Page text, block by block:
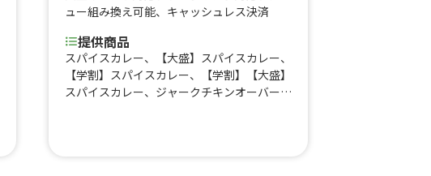
ュー組み換え可能、 キャッシュレス決済
提供商品
スパイスカレー、【大盛】スパイスカレー、
【学割】スパイスカレー、【学割】【大盛】
スパイスカレー、ジャークチキンオーバーラ